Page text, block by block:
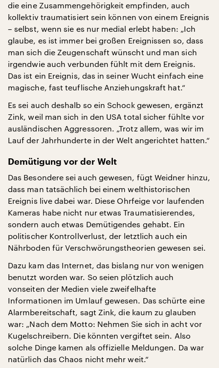
die eine Zusammengehörigkeit empfinden, auch
kollektiv traumatisiert sein können von einem Ereignis
– selbst, wenn sie es nur medial erlebt haben: „Ich
glaube, es ist immer bei großen Ereignissen so, dass
man sich die Zeugenschaft wünscht und man sich
irgendwie auch verbunden fühlt mit dem Ereignis.
Das ist ein Ereignis, das in seiner Wucht einfach eine
magische, fast teuflische Anziehungskraft hat.“
Es sei auch deshalb so ein Schock gewesen, ergänzt
Zink, weil man sich in den USA total sicher fühlte vor
ausländischen Aggressoren. „Trotz allem, was wir im
Lauf der Jahrhunderte in der Welt angerichtet hatten.“
Demütigung vor der Welt
Das Besondere sei auch gewesen, fügt Weidner hinzu,
dass man tatsächlich bei einem welthistorischen
Ereignis live dabei war. Diese Ohrfeige vor laufenden
Kameras habe nicht nur etwas Traumatisierendes,
sondern auch etwas Demütigendes gehabt. Ein
politischer Kontrollverlust, der letztlich auch ein
Nährboden für Verschwörungstheorien gewesen sei.
Dazu kam das Internet, das bislang nur von wenigen
benutzt worden war. So seien plötzlich auch
vonseiten der Medien viele zweifelhafte
Informationen im Umlauf gewesen. Das schürte eine
Alarmbereitschaft, sagt Zink, die kaum zu glauben
war: „Nach dem Motto: Nehmen Sie sich in acht vor
Kugelschreibern. Die könnten vergiftet sein. Also
solche Dinge kamen als offizielle Meldungen. Da war
natürlich das Chaos nicht mehr weit.“